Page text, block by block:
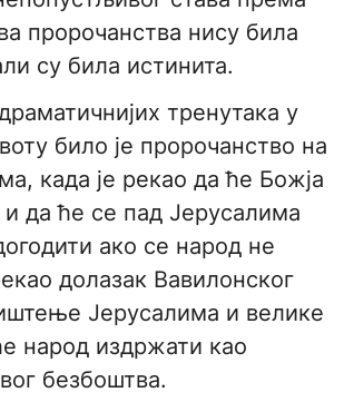
пророчанства нису била
су била истинита.
тренутака у
било је пророчанство на
када је рекао да ће Божја
да ће се пад Јерусалима
ако се народ не
долазак Вавилонског
Јерусалима и велике
народ издржати као
безбоштва.